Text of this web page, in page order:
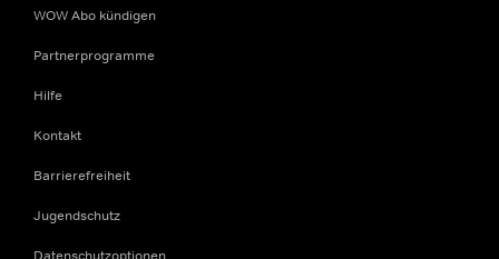
WOW Abo kündigen
Partnerprogramme
Hilfe
Kontakt
Barrierefreiheit
Jugendschutz